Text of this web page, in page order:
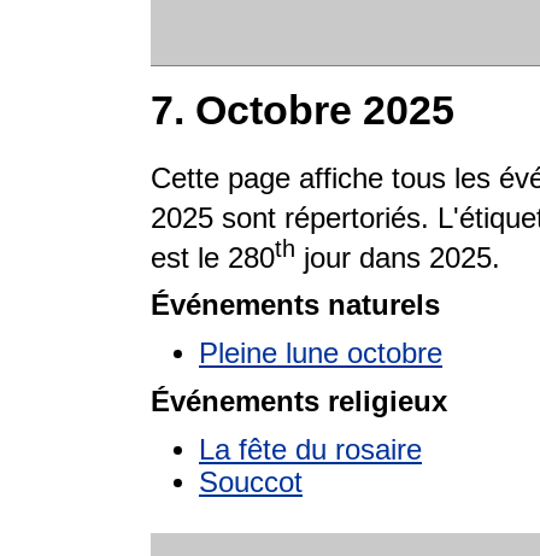
7. Octobre 2025
Cette page affiche tous les
2025 sont répertoriés.
est le 280th jour dans 2025.
Événements naturels
Pleine lune octobre
Événements religieux
La fête du rosaire
Souccot